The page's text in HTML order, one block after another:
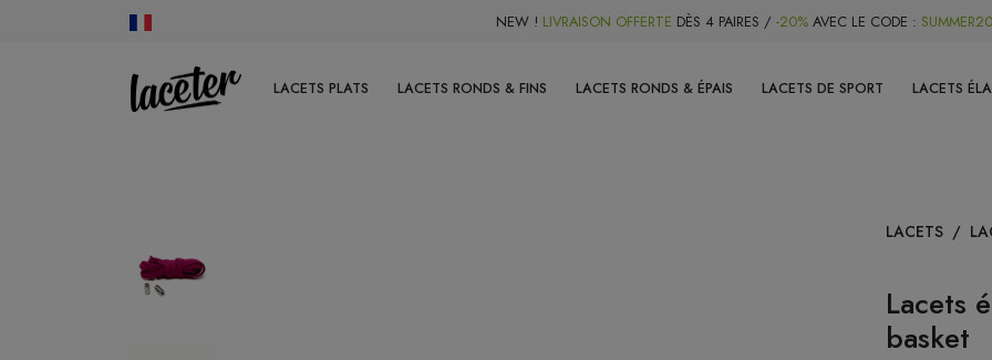
NEW ! LIVRAISON OFFERTE DÈS 4 PAIRES / -20%AVEC LE CODE : SUMMER20
LACETS PLATS LACETS RONDS & FINS LACETS RONDS & ÉPAIS LACETS DE SPORT LACETS
LACETS /
Lacets
basket